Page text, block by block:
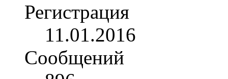
Регистрация
11.01.2016
Сообщений